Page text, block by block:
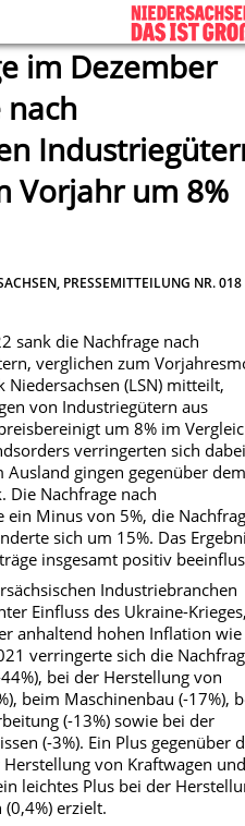
im Dezember
nach
Vorjahr um 8%
PRESSEMITTEILUNG NR.
sank die Nachfrage nach
verglichen zum
(LSN) mitteilt,
von Industriegütern aus
um 8% im
verringerten sich
Ausland gingen gegenüber
Die Nachfrage nach
Minus von 5%, die
sich um 15%. Das
insgesamt positiv
Industriebranchen
Einfluss des Ukraine-
anhaltend hohen Inflation
verringerte sich die
bei der Herstellung von
beim Maschinenbau (-17%),
(-13%) sowie bei der
(-3%). Ein Plus gegenüber
von Kraftwagen
leichtes Plus bei der
erzielt.